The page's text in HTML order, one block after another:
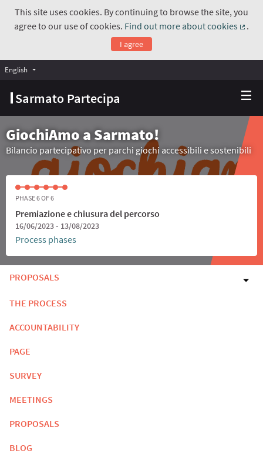
This site uses cookies. By continuing to browse the site, you
agree to our use of cookies. Find out more about cookies
.
I agree
Sarmato Partecipa
English Choose language
GiochiAmo a Sarmato!
Bilancio partecipativo per parchi giochi accessibili e sostenibili
PHASE 6 OF 6
Premiazione e chiusura del percorso
16/06/2023 - 13/08/2023
Process phases
PROPOSALS
THE PROCESS
ACCOUNTABILITY
PAGE
SURVEY
MEETINGS
PROPOSALS
BLOG